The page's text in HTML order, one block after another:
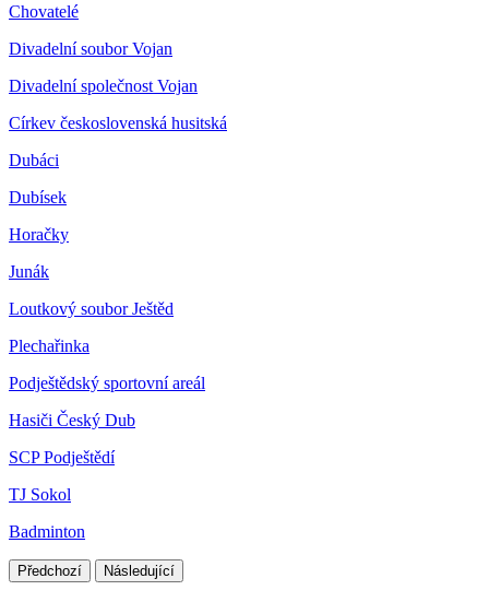
Chovatelé
Divadelní soubor Vojan
Divadelní společnost Vojan
Církev československá husitská
Dubáci
Dubísek
Horačky
Junák
Loutkový soubor Ještěd
Plechařinka
Podještědský sportovní areál
Hasiči Český Dub
SCP Podještědí
TJ Sokol
Badminton
Předchozí Následující